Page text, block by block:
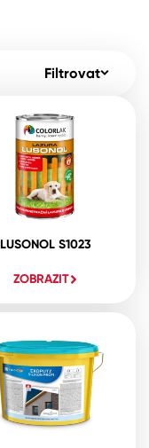
Filtrovat
LUSONOL S1023
ZOBRAZIT